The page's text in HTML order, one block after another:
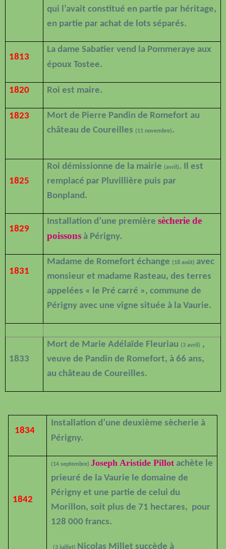
qui l’avait constitué en partie par héritage,
en partie par achat de lots séparés.
1813
La dame Sabatier vend la Pommeraye aux
époux Tostee.
1820 Roi est maire.
1823
Mort de Pierre Pandin de Romefort au
château de Coureilles (11 novembre).
1825
Roi démissionne de la mairie (avril). Il est
remplacé par Pluvillière puis par
Bonpland.
1829
Installation d’une premièresècherie de
poissons à Périgny.
1831
Madame de Romefort échange (18 août) avec
monsieur et madame Rasteau, des terres
appelées « le Pré carré », commune de
Périgny avec une vigne située à la Vaurie.
1833
Mort de Marie Adélaïde Fleuriau (3 avril) ,
veuve de Pandin de Romefort, à 66 ans,
au château de Coureilles.
1834
Installation d’une deuxième sècherie à
Périgny.
1842
(14 septembre) Joseph Aristide Pillot achète le
prieuré de la Vaurie le domaine de
Périgny et une partie de celui du
Morillon, soit plus de 71 hectares, pour
128 000 francs.
(3 juillet) Nicolas Millet succède à